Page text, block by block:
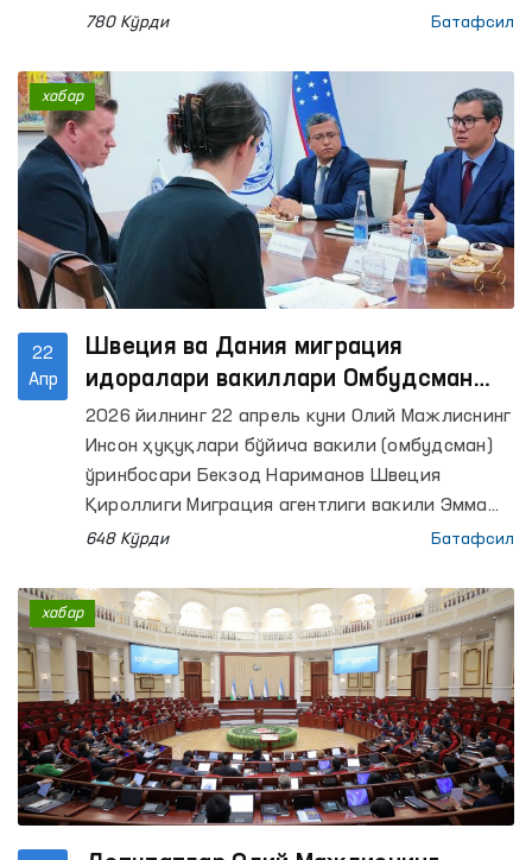
Васильев билан учрашди.
780 Кўрди Батафсил
22
Апр
Швеция ва Дания миграция
идоралари вакиллари Омбудсман
офисига ташриф буюрди
2026 йилнинг 22 апрель куни Олий Мажлиснинг
Инсон ҳуқуқлари бўйича вакили (омбудсман)
ўринбосари Бекзод Нариманов Швеция
Қироллиги Миграция агентлиги вакили Эмма
Шимичич ҳамда Дания Иммиграция хизмати
учрашди.
648 Кўрди Батафсил
хабар
хабар